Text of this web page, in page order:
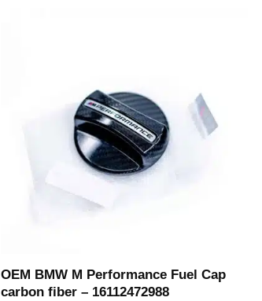
OEM BMW M Performance Fuel Cap
carbon fiber – 16112472988